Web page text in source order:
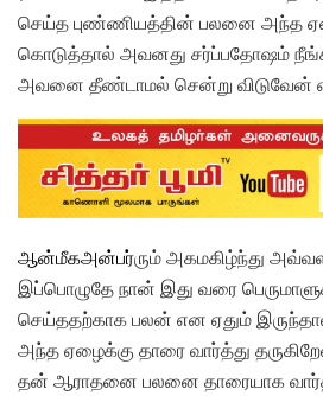
செய்த புண்ணியத்தின் பலனை அந்த
கொடுத்தால் அவனது சர்ப்பதோஷம்
அவனை தீண்டாமல் சென்று விடுவேன்
ஆன்மீகஅன்பர்ரும் அகமகிழ்ந்து
இப்பொழுதே நான் இது வரை
செய்ததற்காக பலன் என ஏதும்
அந்த ஏழைக்கு தாரை வார்த்து
தன் ஆராதனை பலனை தாரையாக